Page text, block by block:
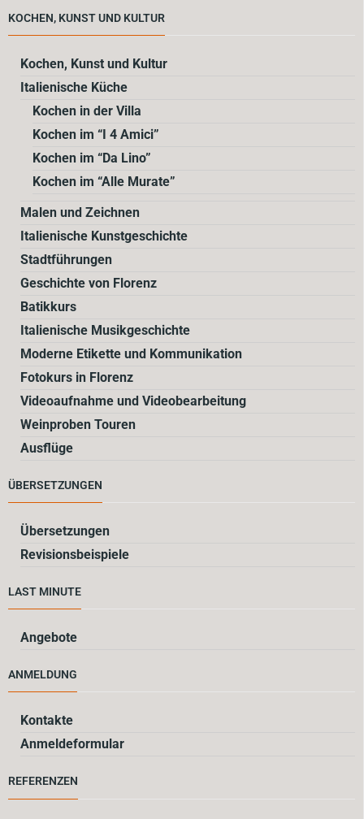
KOCHEN, KUNST UND KULTUR
Kochen, Kunst und Kultur
Italienische Küche
Kochen in der Villa
Kochen im “I 4 Amici”
Kochen im “Da Lino”
Kochen im “Alle Murate”
Malen und Zeichnen
Italienische Kunstgeschichte
Stadtführungen
Geschichte von Florenz
Batikkurs
Italienische Musikgeschichte
Moderne Etikette und Kommunikation
Fotokurs in Florenz
Videoaufnahme und Videobearbeitung
Weinproben Touren
Ausflüge
ÜBERSETZUNGEN
Übersetzungen
Revisionsbeispiele
LAST MINUTE
Angebote
ANMELDUNG
Kontakte
Anmeldeformular
REFERENZEN